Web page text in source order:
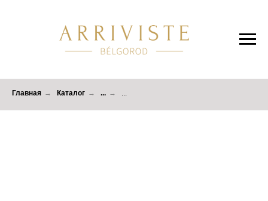
Главная → Каталог → ... →